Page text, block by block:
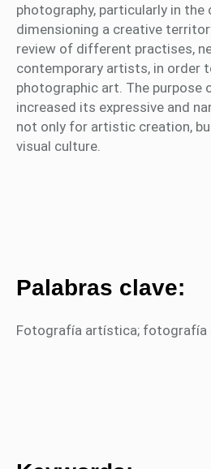
photography, particularly in
dimensioning a creative
review of different practises,
contemporary artists, in order
photographic art. The
increased its expressive and
not only for artistic creation,
visual culture.
Palabras clave:
Fotografía artística; fotografía